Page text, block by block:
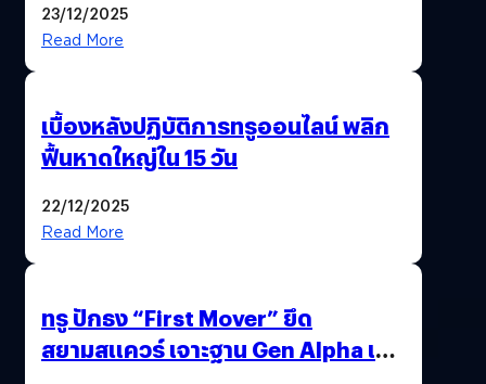
สุขภาพไทยสู่ความยั่งยืน
23/12/2025
Read More
เบื้องหลังปฏิบัติการทรูออนไลน์ พลิก
ฟื้นหาดใหญ่ใน 15 วัน
22/12/2025
Read More
ทรู ปักธง “First Mover” ยึด
สยามสแควร์ เจาะฐาน Gen Alpha เมื่อ